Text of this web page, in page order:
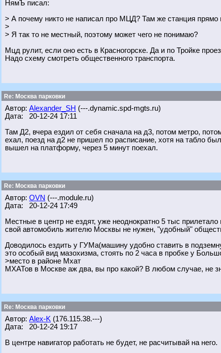
НямЪ писал:
> А почему никто не написал про МЦД? Там же станция прямо
>
> Я так то не местный, поэтому может чего не понимаю?
Мцд рулит, если оно есть в Красногорске. Да и по Тройке
Надо схему смотреть общественного транспорта.
Re: Москва парковки
Автор: Alexander_SH (---.dynamic.spd-mgts.ru)
Дата: 20-12-24 17:11
Там Д2, вчера ездил от себя сначала на д3, потом метро,
ехал, поезд на д2 не пришел по расписание, хотя на табло
вышел на платформу, через 5 минут поехал.
Re: Москва парковки
Автор: OVN (---.module.ru)
Дата: 20-12-24 17:49
Местные в центр не ездят, уже неоднократно 5 тыс
свой автомобиль жителю Москвы не нужен, "удобный"
Доводилось ездить у ГУМа(машину удобно ставить в
это особый вид мазохизма, стоять по 2 часа в пробке у
>место в районе Мхат
МХАТов в Москве аж два, вы про какой? В любом случае, не
Re: Москва парковки
Автор: Alex-K (176.115.38.---)
Дата: 20-12-24 19:17
В центре навигатор работать не будет, не расчитывай на него.